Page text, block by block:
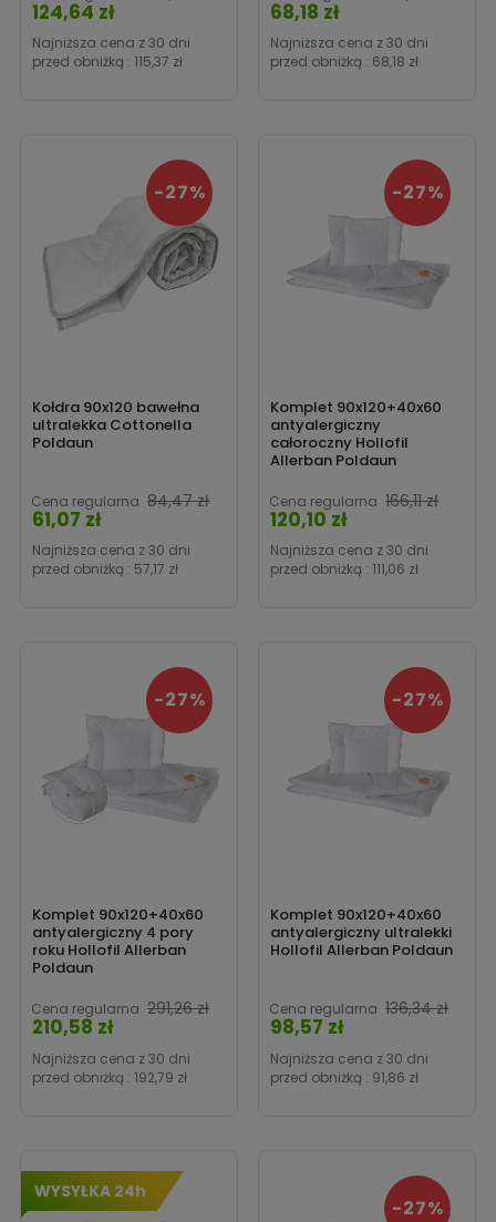
doskonale przepuszcza powietrze, zatem dziecko nie spoci
się.Polskie kołdry 90x120
znakomicie izolują, utrzymując
wysoki komfort termiczny. Nie musimy się obawiać, że
zapewniając jej właściwe warunki dla zdrowego i
kołdraw innym rozmiarze? Sprawdź nasze
pozostałe produkty.
124,64 zł
Najniższa cena z 30 dni
przed obniżką : 115,37 zł
68,18 zł
Najniższa cena z 30 dni
przed obniżką : 68,18 zł
Kołdra 90x120 bawełna
ultralekka Cottonella
Poldaun
Cena regularna 84,47 zł
-27%
61,07 zł
Najniższa cena z 30 dni
przed obniżką : 57,17 zł
Komplet 90x120+40x60
antyalergiczny
całoroczny Hollofil
Allerban Poldaun
Cena regularna 166,11 zł
-27%
120,10 zł
Najniższa cena z 30 dni
przed obniżką : 111,06 zł
Komplet 90x120+40x60
antyalergiczny 4 pory
roku Hollofil Allerban
Poldaun
Cena regularna 291,26 zł
-27%
210,58 zł
Najniższa cena z 30 dni
przed obniżką : 192,79 zł
Komplet 90x120+40x60
antyalergiczny ultralekki
Hollofil Allerban Poldaun
Cena regularna 136,34 zł
-27%
Cena
98,57 zł
Najniższa cena z 30 dni
przed obniżką : 91,86 zł
WYSYŁKA 24h
-27%